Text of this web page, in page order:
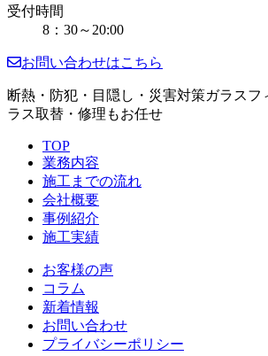
受付時間
8：30～20:00
お問い合わせはこちら
断熱・防犯・目隠し・災害対策ガラスフ
ラス取替・修理もお任せ
TOP
業務内容
施工までの流れ
会社概要
事例紹介
施工実績
お客様の声
コラム
新着情報
お問い合わせ
プライバシーポリシー